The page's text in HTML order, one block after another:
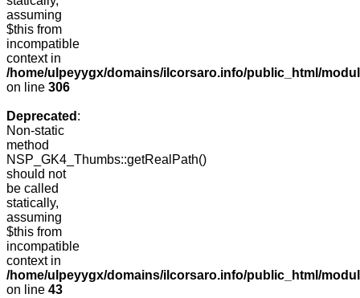
assuming
$this from
incompatible
context in
/home/ulpeyygx/domains/ilcorsaro.info/public_html/
on line 306
Deprecated :
Non-static
method
NSP_GK4_Thumbs::getRealPath()
should not
be called
statically,
assuming
$this from
incompatible
context in
/home/ulpeyygx/domains/ilcorsaro.info/public_html/
on line 43